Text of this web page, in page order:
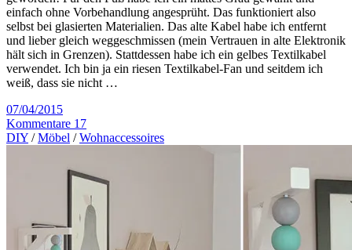
einfach ohne Vorbehandlung angesprüht. Das funktioniert also
selbst bei glasierten Materialien. Das alte Kabel habe ich entfernt
und lieber gleich weggeschmissen (mein Vertrauen in alte Elektronik
hält sich in Grenzen). Stattdessen habe ich ein gelbes Textilkabel
verwendet. Ich bin ja ein riesen Textilkabel-Fan und seitdem ich
weiß, dass sie nicht …
07/04/2015
Kommentare 17
DIY /Möbel /Wohnaccessoires